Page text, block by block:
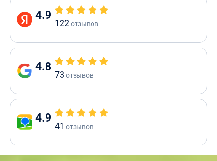
4.9
122отзывов
4.8
73 отзывов
4.9
41 отзывов